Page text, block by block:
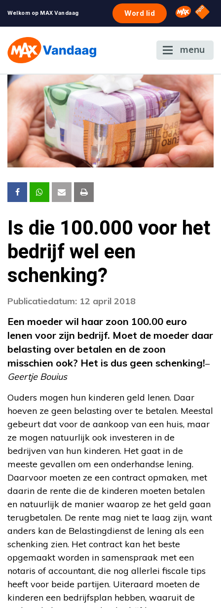
Welkom op MAX Vandaag Word lid Omroep
NPO
menu
Is die 100.000 voor het
bedrijf wel een
schenking?
Publicatiedatum: 12 april 2018
Een moeder wil haar zoon 100.00 euro
lenen voor zijn bedrijf. Moet de moeder daar
belasting over betalen en de zoon
misschien ook? Het is dus geen schenking!–
Geertje Bouius
Ouders mogen hun kinderen geld lenen. Daar
hoeven ze geen belasting over te betalen. Meestal
gebeurt dat voor de aankoop van een huis, maar
ze mogen natuurlijk ook investeren in de
bedrijven van hun kinderen. Het gaat in de
meeste gevallen om een onderhandse lening.
Daarvoor moeten ze een contract opmaken, met
daarin de rente die de kinderen moeten betalen
en natuurlijk de manier waarop ze het geld gaan
terugbetalen. De rente mag niet te laag zijn, want
anders kan de Belastingdienst de lening als een
schenking zien. Het contract kan het beste
opgemaakt worden in samenspraak met een
notaris of accountant, die nog allerlei fiscale tips
heeft voor beide partijen. Uiteraard moeten de
kinderen een bedrijfsplan hebben, waaruit de